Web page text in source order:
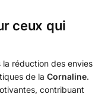
ceux qui
la réduction des envies
de la Cornaline.
contribuant